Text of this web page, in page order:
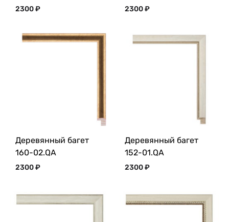
2300₽ 2300₽
Деревянный багет
160-02.QA
2300₽
Деревянный багет
152-01.QA
2300₽